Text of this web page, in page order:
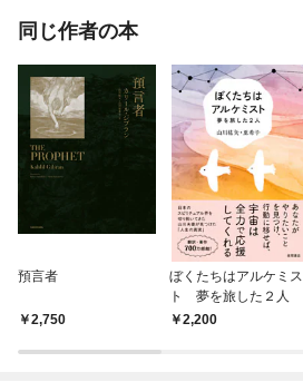
同じ作者の本
預言者
2,750
ぼくたちはアルケミス
ト 夢を旅した２人
2,200